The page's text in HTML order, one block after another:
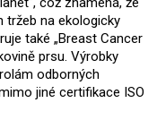
tržeb na ekologicky
také „Breast Cancer
prsu. Výrobky
odborných
jiné certifikace ISO